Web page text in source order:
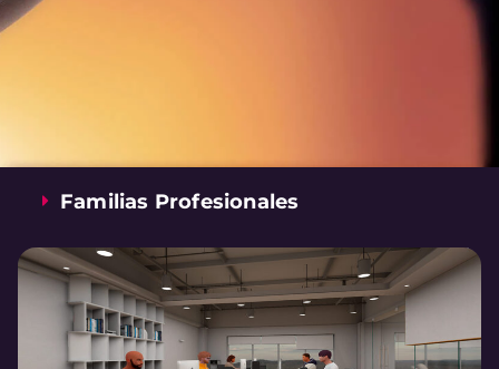
Familias Profesionales